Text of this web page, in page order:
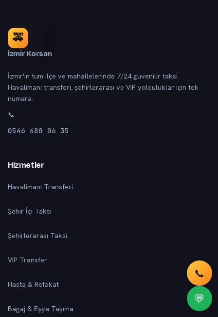
🚕
İzmir Korsan
İzmir'in tüm ilçe ve mahallelerinde 7/24 güvenilir taksi.
Havalimanı transferi, şehirlerarası ve VIP yolculuklar için tek
numara.
📞
0546 480 06 35
Hizmetler
Havalimanı Transferi
Şehir İçi Taksi
Şehirlerarası Taksi
VIP Transfer
Hasta & Refakat
Bagaj & Eşya Taşıma
📞
💬